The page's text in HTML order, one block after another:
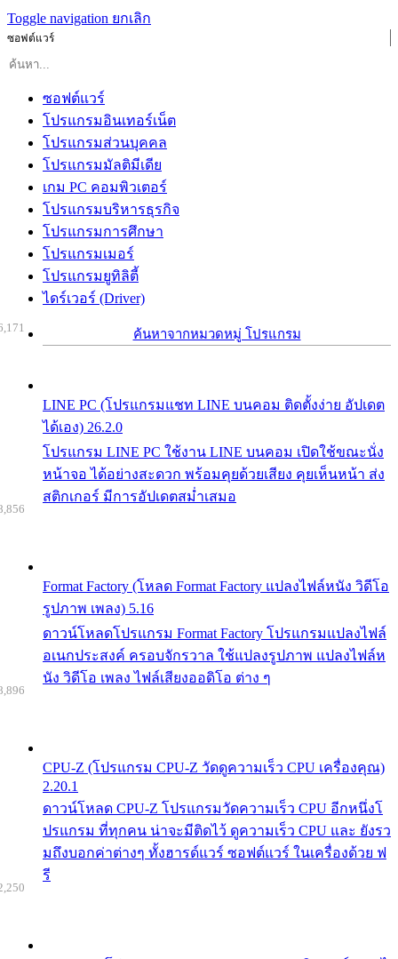
Toggle navigation ยกเลิก
ซอฟต์แวร์
ซอฟต์แวร์
โปรแกรมอินเทอร์เน็ต
โปรแกรมส่วนบุคคล
โปรแกรมมัลติมีเดีย
เกม PC คอมพิวเตอร์
โปรแกรมบริหารธุรกิจ
โปรแกรมการศึกษา
โปรแกรมเมอร์
โปรแกรมยูทิลิตี้
ไดร์เวอร์ (Driver)
ค้นหาจากหมวดหมู่ โปรแกรม
LINE PC (โปรแกรมแชท LINE บนคอม ติดตั้งง่าย อัปเดต
ได้เอง) 26.2.0
โปรแกรม LINE PC ใช้งาน LINE บนคอม เปิดใช้ขณะนั่ง
หน้าจอ ได้อย่างสะดวก พร้อมคุยด้วยเสียง คุยเห็นหน้า ส่ง
สติกเกอร์ มีการอัปเดตสม่ำเสมอ
Format Factory (โหลด Format Factory แปลงไฟล์หนัง วิดีโอ
รูปภาพ เพลง) 5.16
ดาวน์โหลดโปรแกรม Format Factory โปรแกรมแปลงไฟล์
อเนกประสงค์ ครอบจักรวาล ใช้แปลงรูปภาพ แปลงไฟล์ห
นัง วิดีโอ เพลง ไฟล์เสียงออดิโอ ต่าง ๆ
CPU-Z (โปรแกรม CPU-Z วัดดูความเร็ว CPU เครื่องคุณ)
2.20.1
ดาวน์โหลด CPU-Z โปรแกรมวัดความเร็ว CPU อีกหนึ่งโ
ปรแกรม ที่ทุกคน น่าจะมีติดไว้ ดูความเร็ว CPU และ ยังรว
มถึงบอกค่าต่างๆ ทั้งฮารด์แวร์ ซอฟต์แวร์ ในเครื่องด้วย ฟ
รี